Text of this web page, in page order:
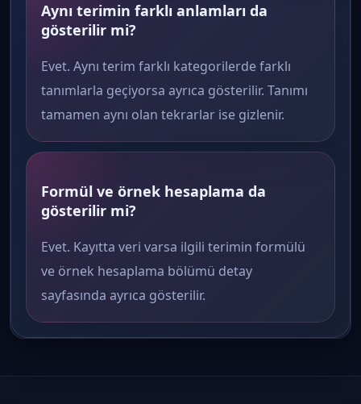
Aynı terimin farklı anlamları da
gösterilir mi?
Evet. Aynı terim farklı kategorilerde farklı
tanımlarla geçiyorsa ayrıca gösterilir. Tanımı
tamamen aynı olan tekrarlar ise gizlenir.
Formül ve örnek hesaplama da
gösterilir mi?
Evet. Kayıtta veri varsa ilgili terimin formülü
ve örnek hesaplama bölümü detay
sayfasında ayrıca gösterilir.